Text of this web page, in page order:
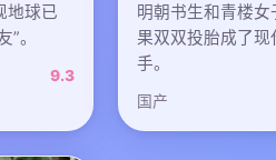
地球已
。
9.3
明朝书生和青楼
果双双投胎成了
手。
国产